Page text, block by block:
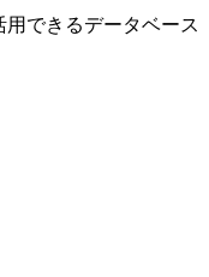
できるデータベース